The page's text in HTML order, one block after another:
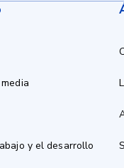
y el desarrollo